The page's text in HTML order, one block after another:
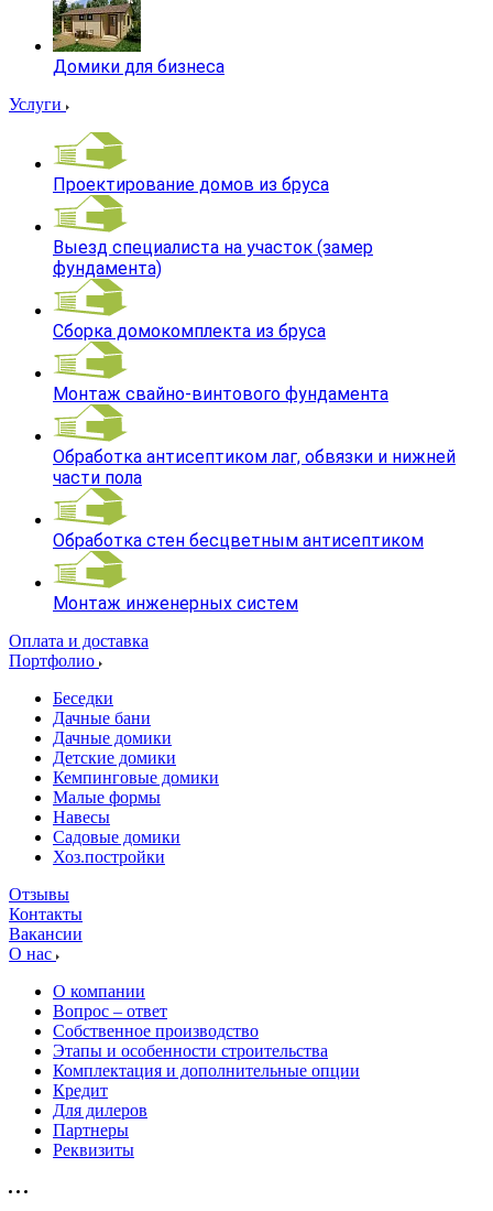
Домики для бизнеса
Услуги
Проектирование домов из бруса
Выезд специалиста на участок (замер
фундамента)
Сборка домокомплекта из бруса
Монтаж свайно-винтового фундамента
Обработка антисептиком лаг, обвязки и нижней
части пола
Обработка стен бесцветным антисептиком
Монтаж инженерных систем
Оплата и доставка
Портфолио
Беседки
Дачные бани
Дачные домики
Детские домики
Кемпинговые домики
Малые формы
Навесы
Садовые домики
Хоз.постройки
Отзывы
Контакты
Вакансии
О нас
О компании
Вопрос – ответ
Собственное производство
Этапы и особенности строительства
Комплектация и дополнительные опции
Кредит
Для дилеров
Партнеры
Реквизиты